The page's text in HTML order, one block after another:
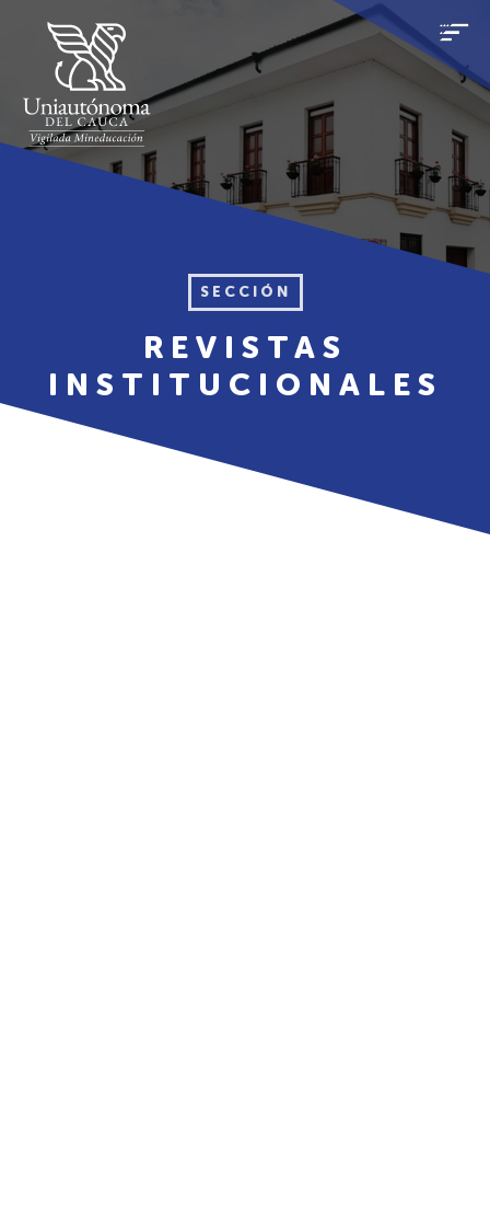
SECCIÓN
REVISTAS
INSTITUCIONALES